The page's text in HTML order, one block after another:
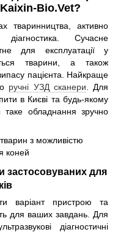
Kaixin-Bio.Vet?
тваринництва, активно
діагностика. Сучасне
для експлуатації у
тварини, а також
пацієнта. Найкраще
ручні УЗД сканери . Для
в Києві та будь-якому
таке обладнання зручно
застосовуваних для
варіант пристрою та
для ваших завдань. Для
діагностичні